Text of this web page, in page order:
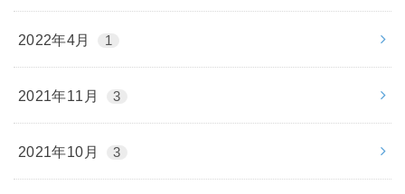
2022年4月 1
2021年11月 3
2021年10月 3